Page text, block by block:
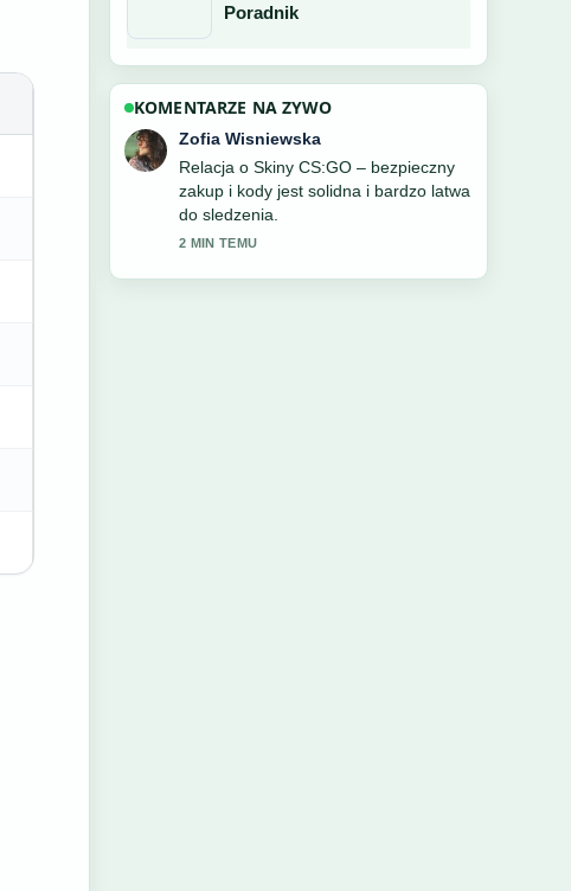
Poradnik
KOMENTARZE NA ZYWO
Piotr Zielinski
Bardzo dobra weryfikacja wokol CMS –
co oznacza? Znaczenia, rodzaje,
koszty.... Wiecej redakcji powinno pisac
w ten sposob.